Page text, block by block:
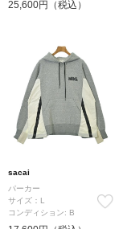
25,600円（税込）
sacai
パーカー
サイズ：L
コンディション: B